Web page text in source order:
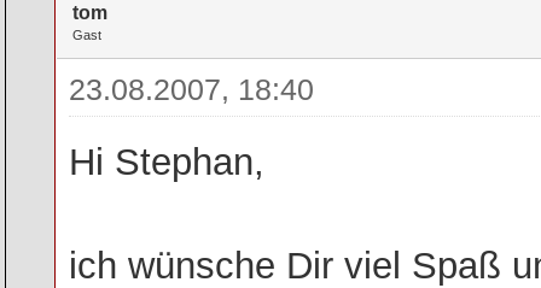
tom
Gast
23.08.2007, 18:40
Hi Stephan,
ich wünsche Dir viel Spaß